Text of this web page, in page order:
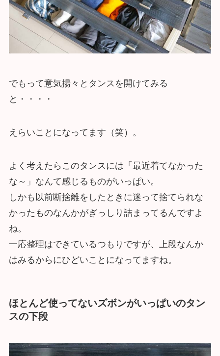
でもって意気揚々とタンスを開けてみる
と・・・・
えらいことになってます（笑）。
よく考えたらこのタンスには「最近着てなかった
な～」なんて感じるものがいっぱい。
しかも以前断捨離をしたときに迷って捨てられな
かったものなんかがぎっしり詰まってるんですよ
ね。
一応整理はできているつもりですが、上段なんか
はみるからにひどいことになってますね。
ほとんど使ってないズボンがいっぱいのタン
スの下段